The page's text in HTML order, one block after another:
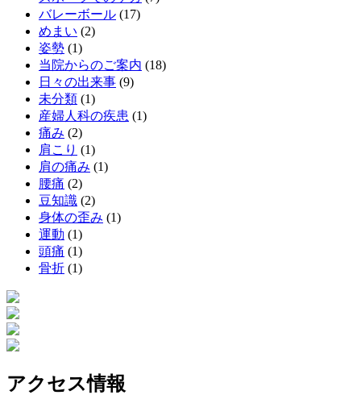
バレーボール (17)
めまい (2)
姿勢 (1)
当院からのご案内 (18)
日々の出来事 (9)
未分類 (1)
産婦人科の疾患 (1)
痛み (2)
肩こり (1)
肩の痛み (1)
腰痛 (2)
豆知識 (2)
身体の歪み (1)
運動 (1)
頭痛 (1)
骨折 (1)
アクセス情報